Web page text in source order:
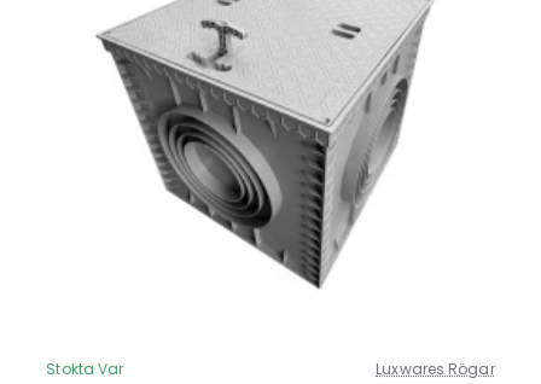
Güncel Fiyat
Stokta Var Luxwares Rögar